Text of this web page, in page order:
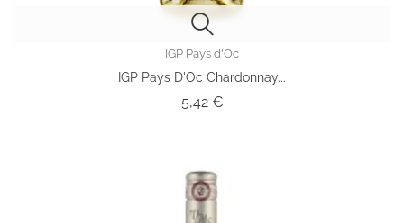
IGP Pays d'Oc
IGP Pays D'Oc Chardonnay...
5,42 €Prix